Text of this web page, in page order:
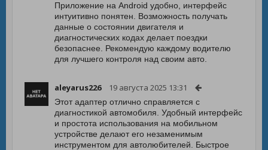
Приложение на Android удобно, интерфейс
интуитивно понятен. Возможность получать
данные о состоянии двигателя и
диагностических кодах делает поездки
безопаснее. Рекомендую каждому водителю
для лучшего контроля над своим авто.
aleyarus226 19 августа 2025 13:31
Этот адаптер отлично справляется с
диагностикой автомобиля. Удобный интерфейс
и простота использования на мобильном
устройстве делают его незаменимым
инструментом для автолюбителей. Быстрое